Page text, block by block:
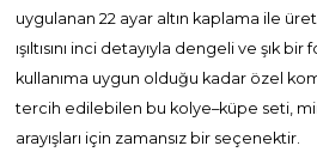
uygulanan 22 ayar altın kaplama ile
ışıltısını inci detayıyla dengeli ve şık
kullanıma uygun olduğu kadar özel
tercih edilebilen bu kolye–küpe seti,
arayışları için zamansız bir seçenektir.